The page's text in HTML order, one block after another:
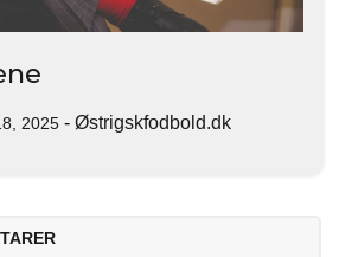
2025 - Østrigskfodbold.dk